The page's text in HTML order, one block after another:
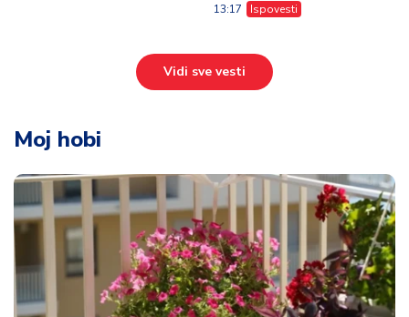
13:17 Ispovesti
Vidi sve vesti
Moj hobi